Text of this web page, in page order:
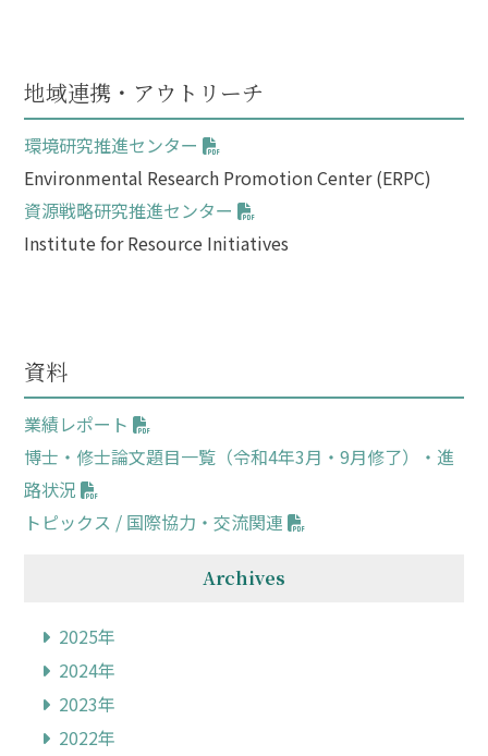
地域連携・アウトリーチ
環境研究推進センター
Environmental Research Promotion Center (ERPC)
資源戦略研究推進センター
Institute for Resource Initiatives
資料
業績レポート
博士・修士論文題目一覧（令和4年3月・9月修了）・進
路状況
トピックス / 国際協力・交流関連
Archives
2025年
2024年
2023年
2022年